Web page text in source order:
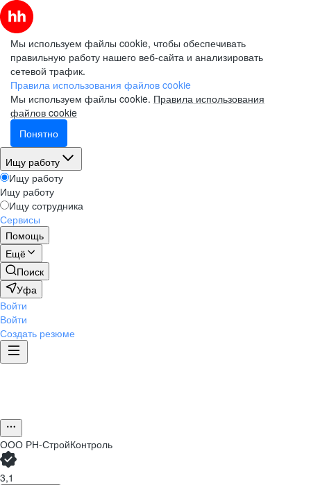
Мы используем файлы cookie, чтобы обеспечивать
правильную работу нашего веб-сайта и анализировать
сетевой трафик.
Правила использования файлов cookie
Мы используем файлы cookie. Правила использования
файлов cookie
Понятно
Ищу работу
Ищу работу
Ищу работу
Ищу сотрудника
Сервисы
Помощь
Ещё
Поиск
Уфа
Войти
Войти
Создать резюме
ООО РН-СтройКонтроль
3,1